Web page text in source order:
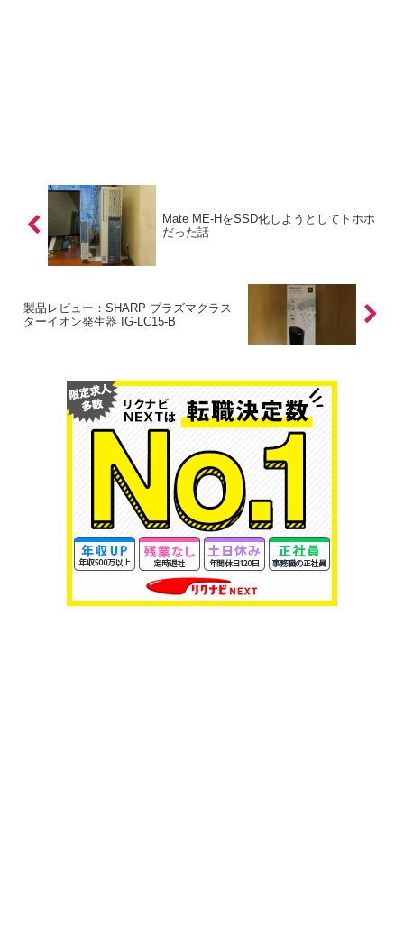
Mate ME-HをSSD化しようとしてトホホ
だった話
製品レビュー：SHARP プラズマクラス
ターイオン発生器 IG-LC15-B